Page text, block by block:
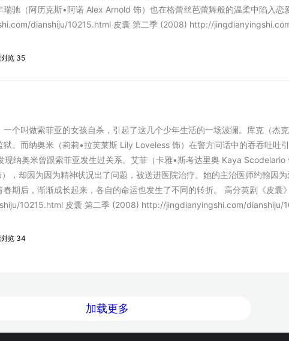
瑞驰（阿历克斯•阿诺 Alex Arnold 饰）也在格蕾丝芭蕾舞般的温柔中陷入
dianshiju/10215.html 皮囊 第二季 (2008) http://
浏览 35
叫做索菲亚的女孩自杀，引起了这几个少年生活的一场波澜。库克（杰
。而纳奥米（莉莉•拉芙莱斯 Lily Loveless 饰）在警方问话中的吞吞吐吐
纳奥米曾跟索菲亚发生过关系。艾菲（卡雅•斯考达里奥 Kaya
），却因为因为精神状况出了问题，被送进医院治疗。她的主治医师约翰
春期后，渐渐成长起来，各自的命运也发生了不同的转折。 高分英剧《皮
10215.html 皮囊 第二季 (2008) http://jingdianyingshi.com/dianshiju/
浏览 34
加载更多